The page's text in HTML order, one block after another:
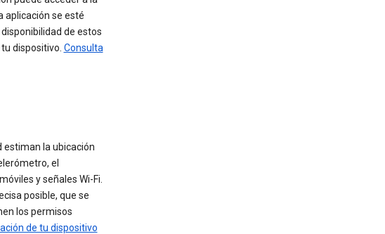
aplicación se esté
de estos
dispositivo. Consulta
estiman la ubicación
el
y señales Wi-Fi.
posible, que se
los permisos
de tu dispositivo